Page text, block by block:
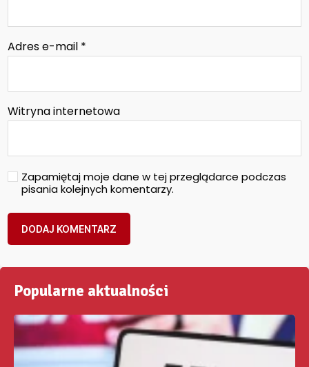
Adres e-mail *
Witryna internetowa
Zapamiętaj moje dane w tej przeglądarce podczas
pisania kolejnych komentarzy.
Popularne aktualności